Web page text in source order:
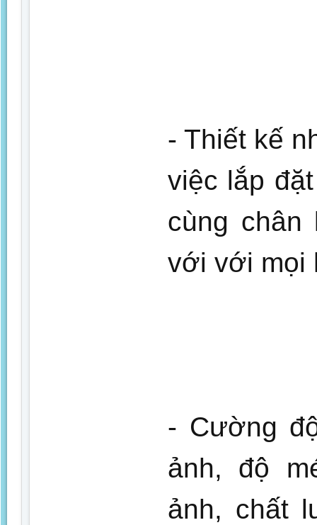
- Thiết kế
việc lắp
cùng chân
với với mọi
- Cường
ảnh, độ
ảnh, chất